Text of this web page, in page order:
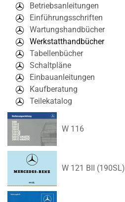
Betriebsanleitungen
Einführungsschriften
Wartungshandbücher
Werkstatthandbücher
Tabellenbücher
Schaltpläne
Einbauanleitungen
Kaufberatung
Teilekatalog
W 116
W 121 BII (190SL)